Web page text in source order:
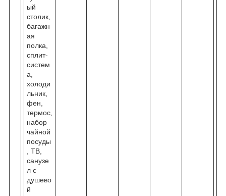
ый
столик,
багажн
ая
полка,
сплит-
систем
а,
холоди
льник,
фен,
термос,
набор
чайной
посуды
, ТВ,
санузе
л с
душево
й